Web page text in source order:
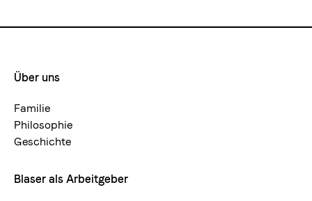
Footermenue-
neu
Über uns
Familie
Philosophie
Geschichte
Blaser als Arbeitgeber